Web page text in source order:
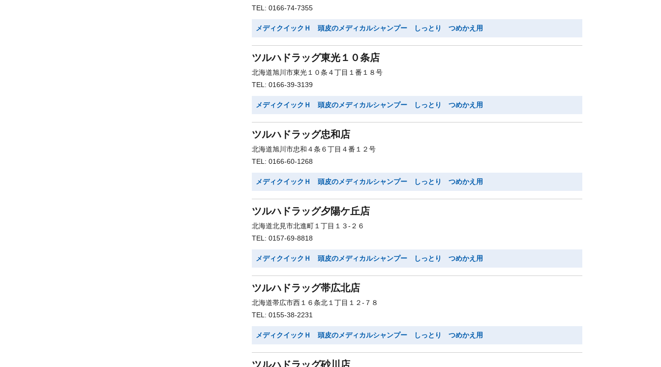
TEL: 0166-74-7355
メディクイックＨ 頭皮のメディカルシャンプー しっとり つめかえ用
ツルハドラッグ東光１０条店
北海道旭川市東光１０条４丁目１番１８号
TEL: 0166-39-3139
メディクイックＨ 頭皮のメディカルシャンプー しっとり つめかえ用
ツルハドラッグ忠和店
北海道旭川市忠和４条６丁目４番１２号
TEL: 0166-60-1268
メディクイックＨ 頭皮のメディカルシャンプー しっとり つめかえ用
ツルハドラッグ夕陽ケ丘店
北海道北見市北進町１丁目１３-２６
TEL: 0157-69-8818
メディクイックＨ 頭皮のメディカルシャンプー しっとり つめかえ用
ツルハドラッグ帯広北店
北海道帯広市西１６条北１丁目１２-７８
TEL: 0155-38-2231
メディクイックＨ 頭皮のメディカルシャンプー しっとり つめかえ用
ツルハドラッグ砂川店